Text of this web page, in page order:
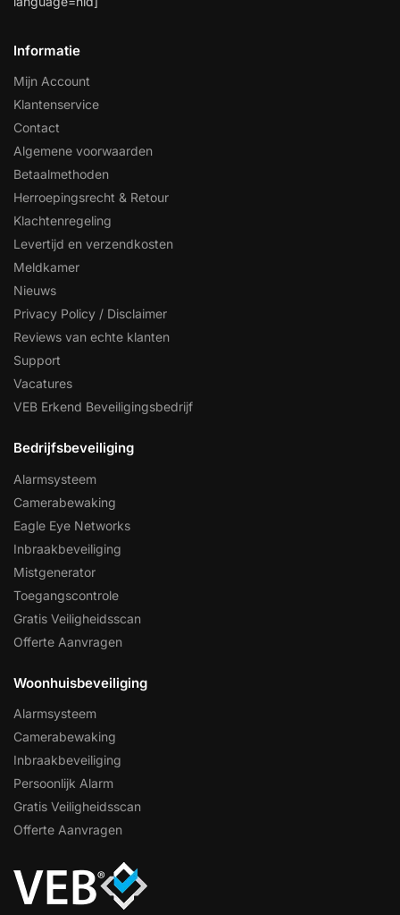
Informatie
Mijn Account
Klantenservice
Contact
Algemene voorwaarden
Betaalmethoden
Herroepingsrecht & Retour
Klachtenregeling
Levertijd en verzendkosten
Meldkamer
Nieuws
Privacy Policy / Disclaimer
Reviews van echte klanten
Support
Vacatures
VEB Erkend Beveiligingsbedrijf
Bedrijfsbeveiliging
Alarmsysteem
Camerabewaking
Eagle Eye Networks
Inbraakbeveiliging
Mistgenerator
Toegangscontrole
Gratis Veiligheidsscan
Offerte Aanvragen
Woonhuisbeveiliging
Alarmsysteem
Camerabewaking
Inbraakbeveiliging
Persoonlijk Alarm
Gratis Veiligheidsscan
Offerte Aanvragen